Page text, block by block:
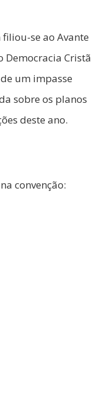
se ao Avante
Democracia Cristã
um impasse
sobre os planos
deste ano.
convenção: